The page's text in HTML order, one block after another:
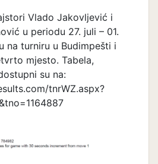
Vlado Jakovljević i
u periodu 27. juli – 01.
na turniru u Budimpešti i
mjesto. Tabela,
su na:
tnrWZ.aspx?